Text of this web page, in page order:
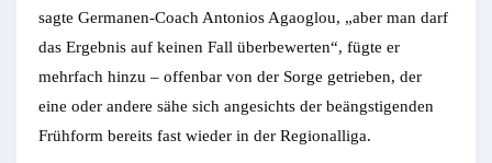
sagte Germanen-Coach Antonios Agaoglou, „aber man darf
das Ergebnis auf keinen Fall überbewerten“, fügte er
mehrfach hinzu – offenbar von der Sorge getrieben, der
eine oder andere sähe sich angesichts der beängstigenden
Frühform bereits fast wieder in der Regionalliga.